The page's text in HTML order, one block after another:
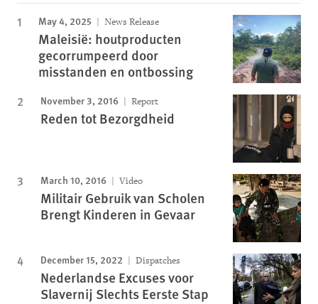
May 4, 2025 News Release
Maleisië: houtproducten
gecorrumpeerd door
misstanden en ontbossing
November 3, 2016 Report
Reden tot Bezorgdheid
March 10, 2016 Video
Militair Gebruik van Scholen
Brengt Kinderen in Gevaar
December 15, 2022 Dispatches
Nederlandse Excuses voor
Slavernij Slechts Eerste Stap